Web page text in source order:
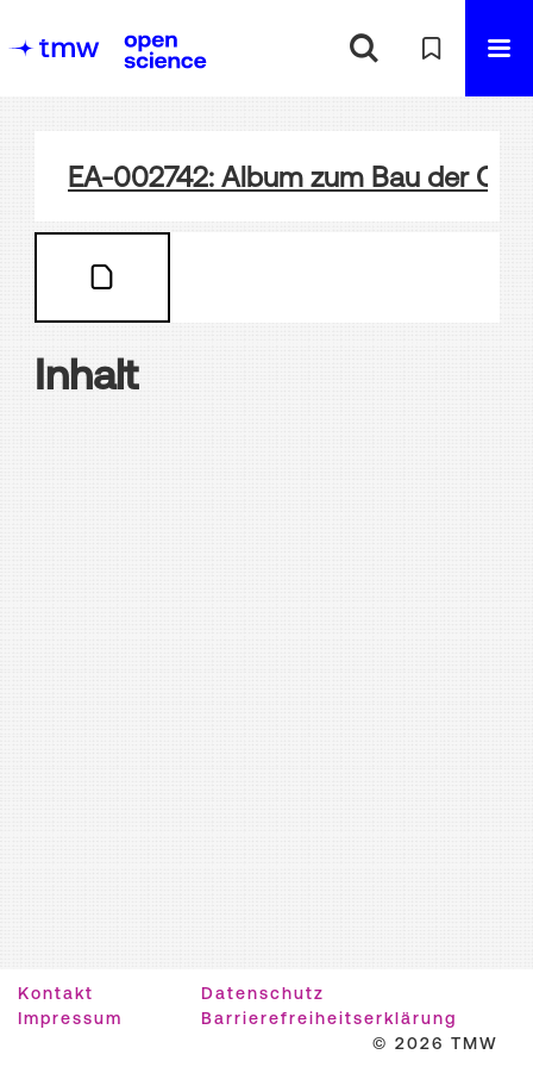
EA-002742: Album zum Bau der
Inhalt
Kontakt
Datenschutz
Impressum
Barrierefreiheitserklärung
© 2026 TMW